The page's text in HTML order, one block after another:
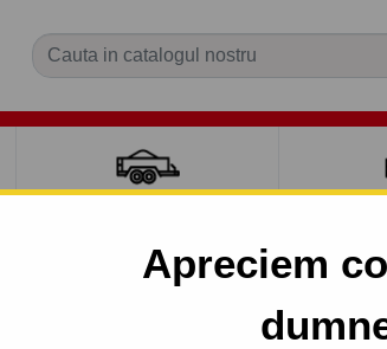
Apreciem
Caut carlig de